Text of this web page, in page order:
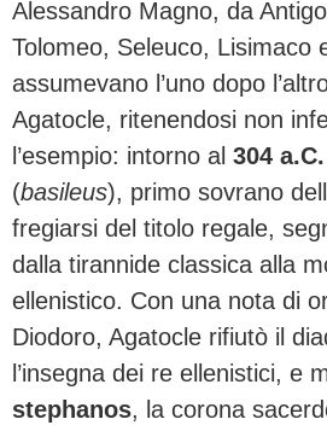
Alessandro Magno, da
Tolomeo, Seleuco, Lisimaco
assumevano l’uno dopo
Agatocle, ritenendosi non
l’esempio: intorno al 304 a.C.
(basileus), primo sovrano
fregiarsi del titolo regale,
dalla tirannide classica alla
ellenistico. Con una nota di
Diodoro, Agatocle rifiutò il
l’insegna dei re ellenistici, e
stephanos, la corona